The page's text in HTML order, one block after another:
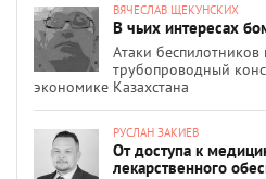
ВЯЧЕСЛАВ ЩЕКУНСКИХ
В чьих интересах
Атаки беспилотников
трубопроводный
экономике Казахстана
РУСЛАН ЗАКИЕВ
От доступа к
лекарственного